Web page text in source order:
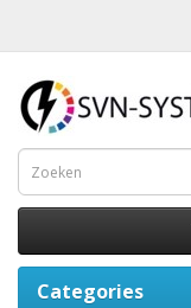
Categories